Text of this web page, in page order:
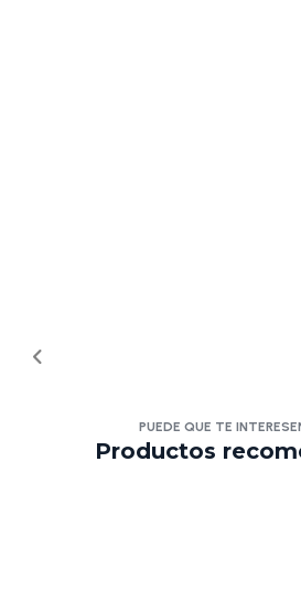
PUEDE QUE TE
Productos